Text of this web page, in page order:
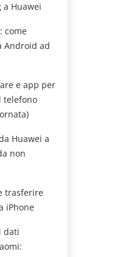
a Huawei
come
Android ad
e app per
telefono
Huawei a
non
trasferire
iPhone
dati